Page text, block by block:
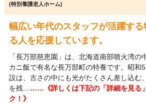
(特別養護老人ホーム)
幅広い年代のスタッフが活躍す
る人を応援しています。
「長万部慈恵園」は、北海道南部噴火湾の
カニ飯で有名な長万部町の特養です。昭和
設は、古さの中にも光がたくさん差し込む
を残… ……《詳しくは下記の「詳細を見る
ク！》